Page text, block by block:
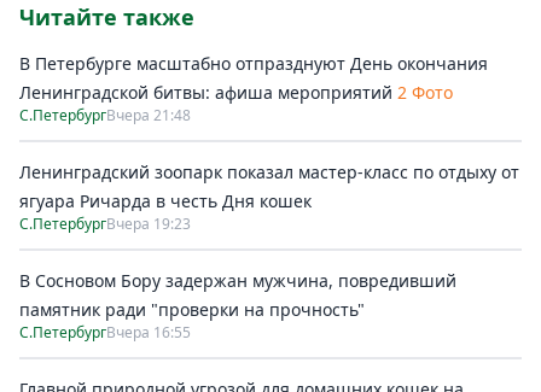
Читайте также
В Петербурге масштабно отпразднуют День окончания
Ленинградской битвы: афиша мероприятий 2 Фото
С.ПетербургВчера 21:48
Ленинградский зоопарк показал мастер-класс по отдыху от
ягуара Ричарда в честь Дня кошек
С.ПетербургВчера 19:23
В Сосновом Бору задержан мужчина, повредивший
памятник ради "проверки на прочность"
С.ПетербургВчера 16:55